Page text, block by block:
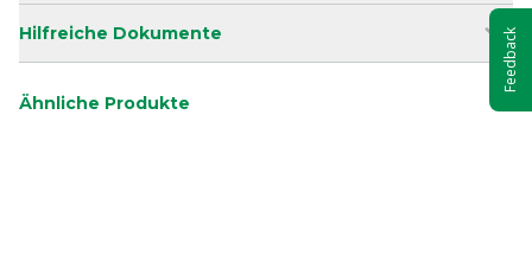
Hilfreiche Dokumente
Ähnliche Produkte
Feedback